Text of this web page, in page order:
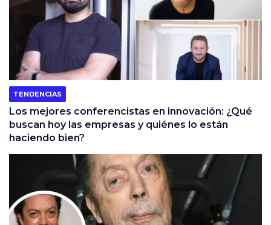
TENDENCIAS
Los mejores conferencistas en innovación: ¿Qué
buscan hoy las empresas y quiénes lo están
haciendo bien?